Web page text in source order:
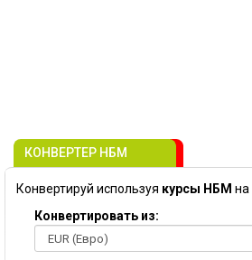
КОНВЕРТЕР НБМ
Конвертируй используя курсы НБМ на
Конвертировать из: